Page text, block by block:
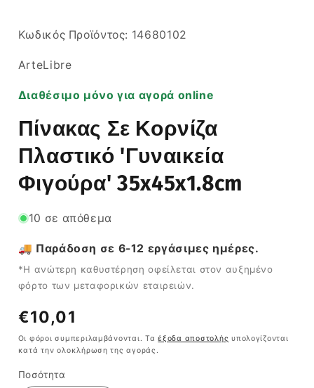
στο
Κωδικός Προϊόντος: SKU:
14680102
ArteLibre
Διαθέσιμο μόνο για αγορά online
Πίνακας Σε Κορνίζα
Πλαστικό 'Γυναικεία
Φιγούρα' 35x45x1.8cm
10 σε απόθεμα
🚚 Παράδοση σε 6-12 εργάσιμες ημέρες.
*Η ανώτερη καθυστέρηση οφείλεται στον αυξημένο
φόρτο των μεταφορικών εταιρειών.
Κανονική
τιμή
€10,01
Οι φόροι συμπεριλαμβάνονται. Ταέξοδα αποστολής υπολογίζονται
κατά την ολοκλήρωση της αγοράς.
Ποσότητα
Ποσότητα